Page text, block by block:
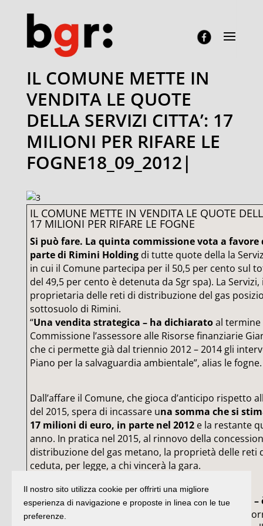
IL COMUNE METTE IN
VENDITA LE QUOTE
DELLA SERVIZI CITTA’: 17
MILIONI PER RIFARE LE
FOGNE18_09_2012|
IL COMUNE METTE IN VENDITA LE QUOTE
17 MILIONI PER RIFARE LE FOGNE
Si può fare. La quinta commissione vota a
parte di Rimini Holdingdi tutte quote della la
in cui il Comune partecipa per il 50,5 per cento sul
del 49,5 per cento è detenuta da Sgr spa). La
proprietaria delle reti di distribuzione del gas
sottosuolo di Rimini.
“Una vendita strategica – ha dichiaratoal termine
Commissione l’assessore alle Risorse finanziarie
che ci permette già dal triennio 2012 – 2014 gli
Piano per la salvaguardia ambientale”, alias le fogne.
Dall’affare il Comune, che gioca d’anticipo rispetto
del 2015, spera di incassare una somma che si
17 milioni di euro, in parte nel 2012e la restante
anno. In pratica nel 2015, al rinnovo della
distribuzione del gas metano, la proprietà delle reti
ceduta, per legge, a chi vincerà la gara.
“Il tempismo – ha proseguito l’assessore Brasini
dato che comunque la normativa nazionale ci
Il nostro sito utilizza cookie per offrirti una migliore
esperienza di navigazione e proposte in linea con le tue
preferenze.